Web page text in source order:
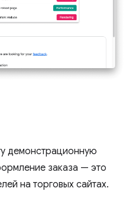
демонстрационную
заказа — это
на торговых сайтах.